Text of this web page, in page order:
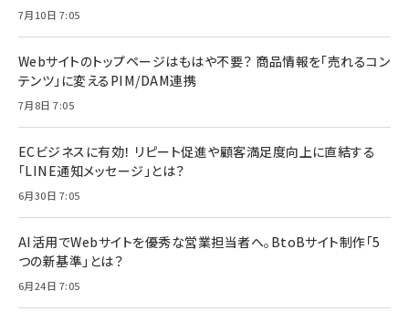
7月10日 7:05
Webサイトのトップページはもはや不要？ 商品情報を「売れるコン
テンツ」に変えるPIM/DAM連携
7月8日 7:05
ECビジネスに有効！ リピート促進や顧客満足度向上に直結する
「LINE通知メッセージ」とは？
6月30日 7:05
AI活用でWebサイトを優秀な営業担当者へ。BtoBサイト制作「5
つの新基準」とは？
6月24日 7:05